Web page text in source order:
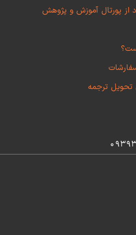
از پورتال آموزش و پژوهش
تحویل ترجمه